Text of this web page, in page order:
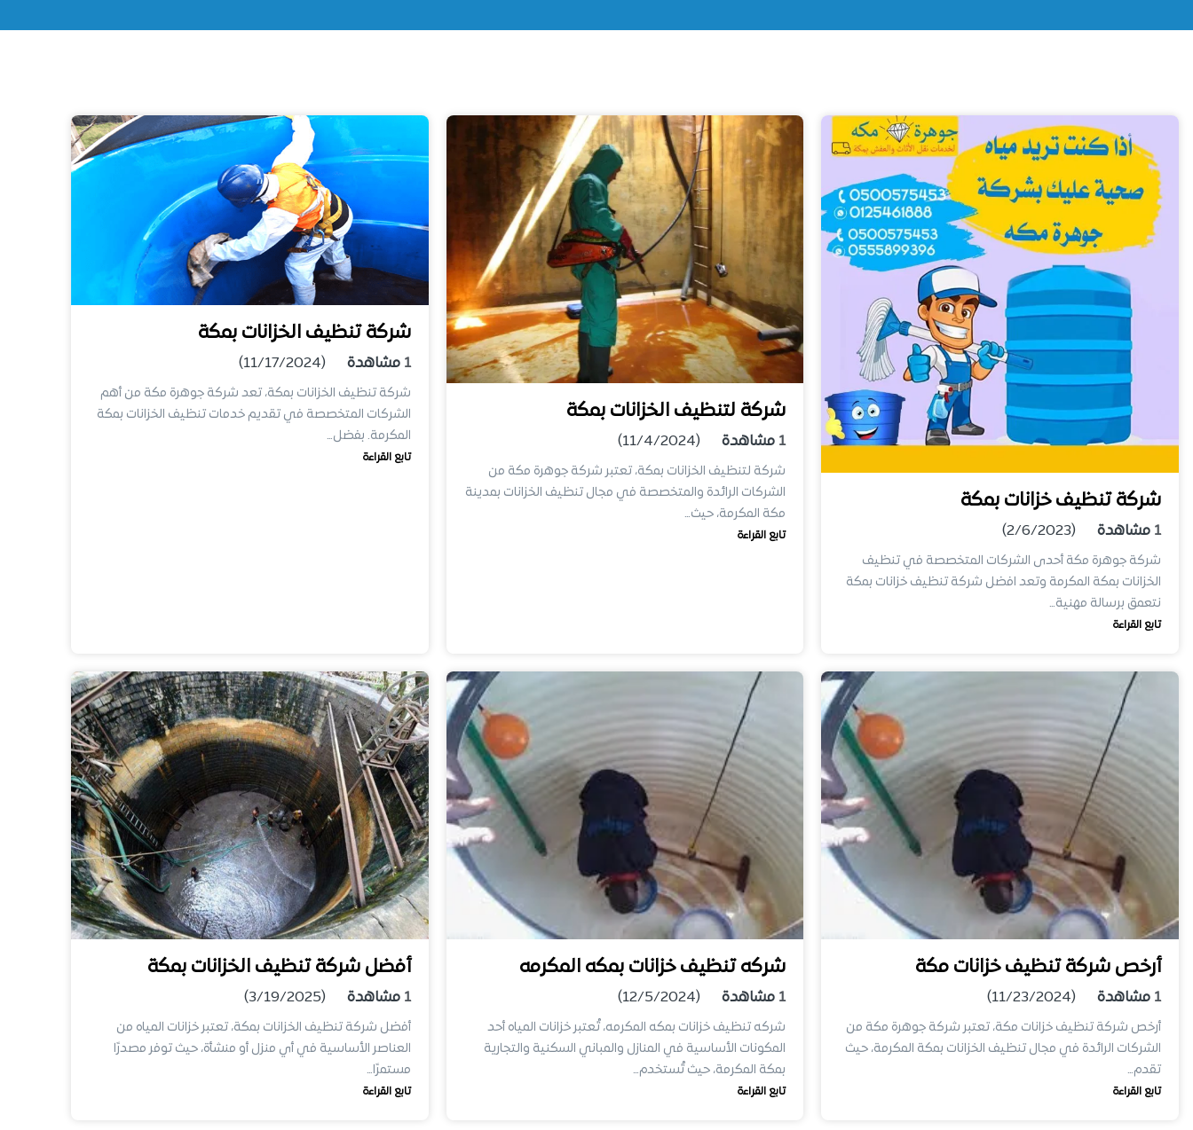
شركة تنظيف خزانات بمكة
1 مشاهدة (2/6/2023)
شركة جوهرة مكة أحدى الشركات المتخصصة في تنظيف
الخزانات بمكة المكرمة وتعد افضل شركة تنظيف خزانات بمكة
نتعمق برسالة مهنية…
تابع القراءة
شركة لتنظيف الخزانات بمكة
1 مشاهدة (11/4/2024)
شركة لتنظيف الخزانات بمكة، تعتبر شركة جوهرة مكة من
الشركات الرائدة والمتخصصة في مجال تنظيف الخزانات بمدينة
مكة المكرمة، حيث…
تابع القراءة
شركة تنظيف الخزانات بمكة
1 مشاهدة (11/17/2024)
شركة تنظيف الخزانات بمكة، تعد شركة جوهرة مكة من أهم
الشركات المتخصصة في تقديم خدمات تنظيف الخزانات بمكة
المكرمة. بفضل…
تابع القراءة
أرخص شركة تنظيف خزانات مكة
1 مشاهدة (11/23/2024)
أرخص شركة تنظيف خزانات مكة، تعتبر شركة جوهرة مكة من
الشركات الرائدة في مجال تنظيف الخزانات بمكة المكرمة، حيث
تقدم…
تابع القراءة
شركه تنظيف خزانات بمكه المكرمه
1 مشاهدة (12/5/2024)
شركه تنظيف خزانات بمكه المكرمه، تُعتبر خزانات المياه أحد
المكونات الأساسية في المنازل والمباني السكنية والتجارية
بمكة المكرمة، حيث تُستخدم…
تابع القراءة
أفضل شركة تنظيف الخزانات بمكة
1 مشاهدة (3/19/2025)
أفضل شركة تنظيف الخزانات بمكة، تعتبر خزانات المياه من
العناصر الأساسية في أي منزل أو منشأة، حيث توفر مصدرًا
مستمرًا…
تابع القراءة